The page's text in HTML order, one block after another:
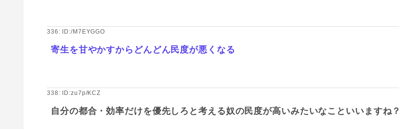
336: ID:/M7EYGGO
寄生を甘やかすからどんどん民度が悪くなる
338: ID:zu7p/KCZ
自分の都合・効率だけを優先しろと考える奴の民度が高いみたいなこといいますね？